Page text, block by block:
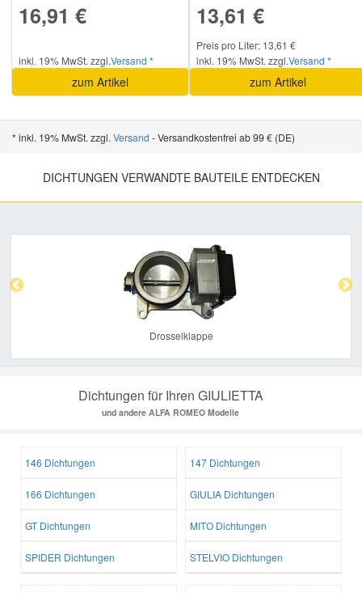
16,91 €
inkl. 19% MwSt. zzgl.Versand *
zum Artikel
13,61 €
Preis pro Liter: 13,61 €
inkl. 19% MwSt. zzgl.Versand *
zum Artikel
* inkl. 19% MwSt. zzgl. Versand - Versandkostenfrei ab 99 € (DE)
DICHTUNGEN VERWANDTE BAUTEILE ENTDECKEN
Drosselklappe
Dichtungen für Ihren GIULIETTA
und andere ALFA ROMEO Modelle
146 Dichtungen 147 Dichtungen
166 Dichtungen GIULIA Dichtungen
GT Dichtungen MITO Dichtungen
SPIDER Dichtungen STELVIO Dichtungen